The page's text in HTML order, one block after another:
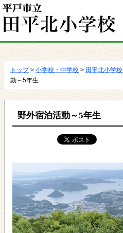
動
トップ> 小学校・中学校 > 田平北小学校
動～5年生
野外宿泊活動～5年生